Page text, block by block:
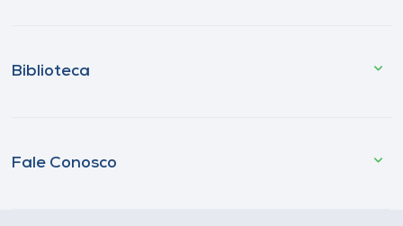
Biblioteca
Fale Conosco